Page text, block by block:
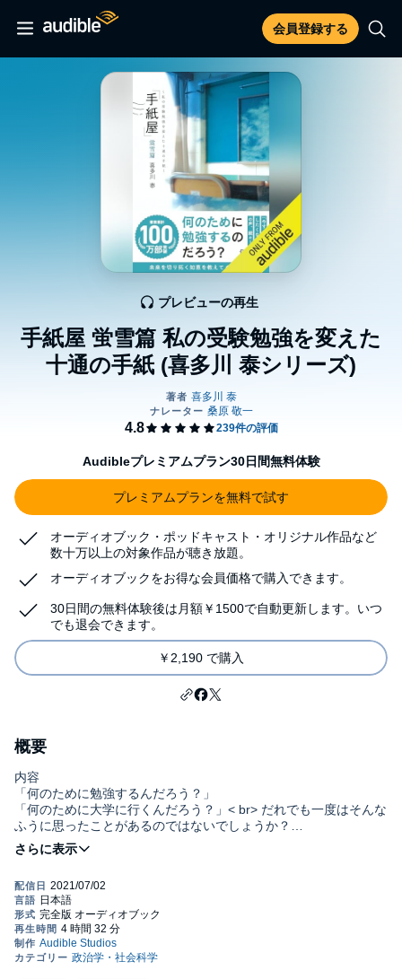
会員登録する
手紙屋 蛍雪篇 私の受験勉強を変えた
十通の手紙 (喜多川 泰シリーズ)
プレビューの再生
Audibleプレミアムプラン30日間無料体験
プレミアムプランを無料で試す
オーディオブック・ポッドキャスト・オリジナル作品など
数十万以上の対象作品が聴き放題。
オーディオブックをお得な会員価格で購入できます。
30日間の無料体験後は月額￥1500で自動更新します。いつ
でも退会できます。
￥2,190 で購入
概要
内容
「何のために勉強するんだろう？」
「何のために大学に行くんだろう？」< br> だれでも一度はそんな
ふうに思ったことがあるのではないでしょうか？
この本の主人公「和花」は、部活と友だち付き合いに明け暮れる
高校2年生。
ます。
大学に行きたいけれど、成績が足りない。
勉強しなきゃと思うけど、やる気になれない……。